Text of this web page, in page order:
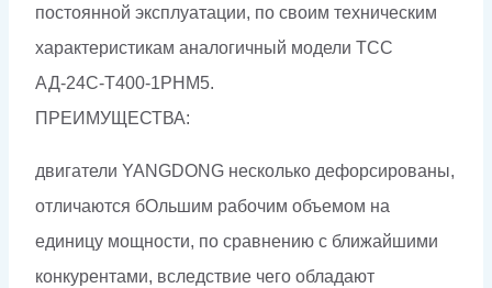
постоянной эксплуатации, по своим техническим
характеристикам аналогичный модели ТСС
АД-24С-Т400-1РНМ5.
ПРЕИМУЩЕСТВА:
двигатели YANGDONG несколько дефорсированы,
отличаются бОльшим рабочим объемом на
единицу мощности, по сравнению с ближайшими
конкурентами, вследствие чего обладают